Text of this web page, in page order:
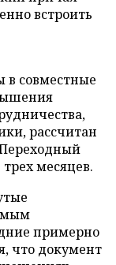
встроить
в совместные
рассчитан
месяцев.
примерно
что документ